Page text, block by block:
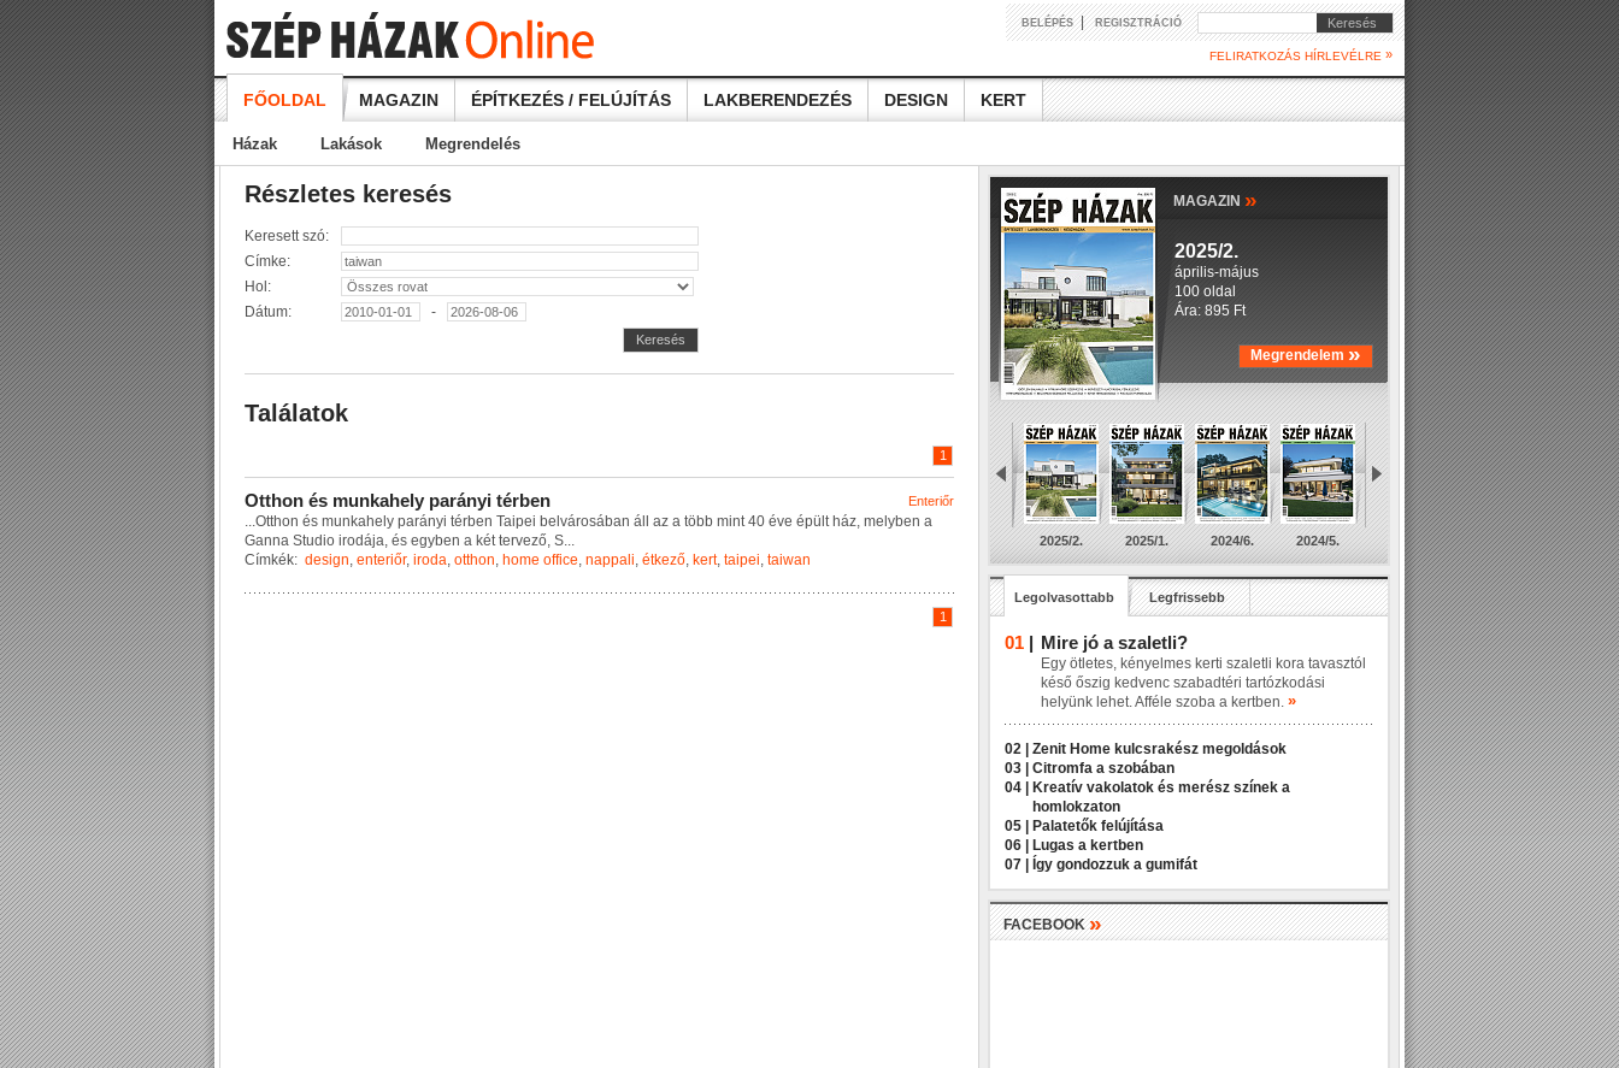
BELÉPÉS| REGISZTRÁCIÓ Keresés
FELIRATKOZÁS HÍRLEVÉLRE »
FŐOLDAL MAGAZIN ÉPÍTKEZÉS / FELÚJÍTÁS LAKBERENDEZÉS DESIGN KERT
Házak Lakások Megrendelés
Részletes keresés
Keresett szó:
Címke:
Hol:
Dátum:
-
Keresés
Találatok
1
Enteriőr
Otthon és munkahely parányi térben
...Otthon és mun kahe y parányi térben Taipei be városában á az a több mint 40 éve épü t ház, me yben a
Ganna Studio irodája, és egyben a két tervező, S...
Címkék: design, enteriőr, iroda, otthon, home office, nappali, étkező, kert, taipei, taiwan
1
MAGAZIN »
2025/2.
április-május
100 oldal
Ára: 895 Ft
Megrendelem »
2025/2. 2025/1. 2024/6. 2024/5.
Legolvasottabb Legfrissebb
01 | Mire jó a szaletli?
Egy ötletes, kényelmes kerti szaletli kora tavasztól
késő őszig kedvenc szabadtéri tartózkodási
helyünk lehet. Afféle szoba a kertben. »
02 |
Zenit Home kulcsrakész megoldások
03 |
Citromfa a szobában
04 |
Kreatív vakolatok és merész színek a
homlokzaton
05 |
Palatetők felújítása
06 |
Lugas a kertben
07 |
Így gondozzuk a gumifát
FACEBOOK»